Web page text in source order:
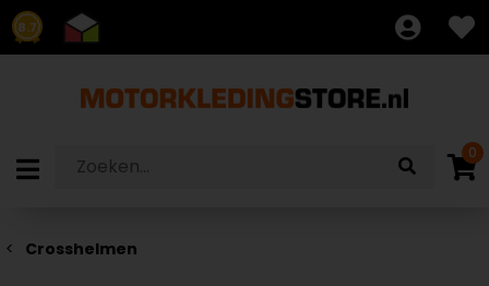
8.7
0
Crosshelmen